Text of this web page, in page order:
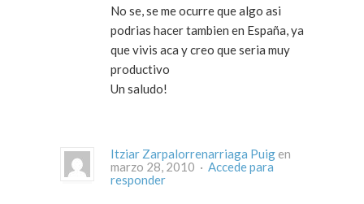
No se, se me ocurre que algo asi
podrias hacer tambien en España, ya
que vivis aca y creo que seria muy
productivo
Un saludo!
Itziar Zarpalorrenarriaga Puig en
marzo 28, 2010 · Accede para
responder